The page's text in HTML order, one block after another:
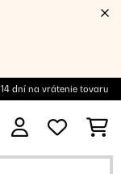
14 dní na vrátenie tovaru